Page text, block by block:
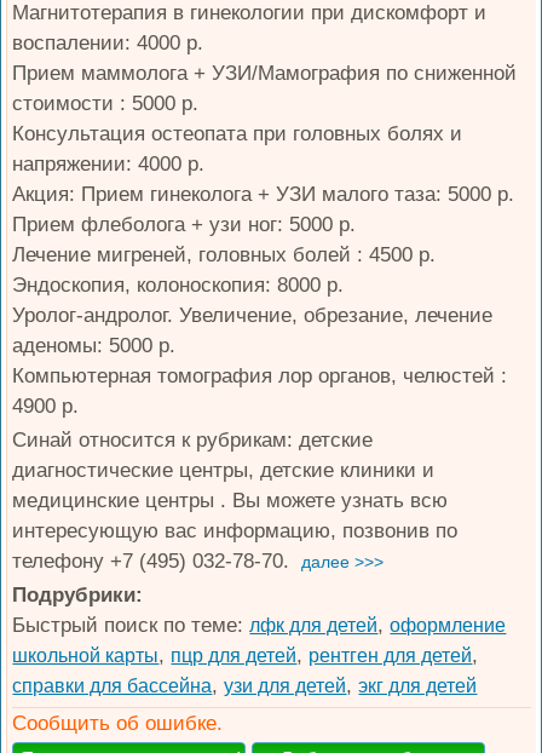
Магнитотерапия в гинекологии при дискомфорт и
воспалении: 4000 р.
Прием маммолога + УЗИ/Мамография по сниженной
стоимости : 5000 р.
Консультация остеопата при головных болях и
напряжении: 4000 р.
Акция: Прием гинеколога + УЗИ малого таза: 5000 р.
Прием флеболога + узи ног: 5000 р.
Лечение мигреней, головных болей : 4500 р.
Эндоскопия, колоноскопия: 8000 р.
Уролог-андролог. Увеличение, обрезание, лечение
аденомы: 5000 р.
Компьютерная томография лор органов, челюстей :
4900 р.
Синай относится к рубрикам: детские
диагностические центры, детские клиники и
медицинские центры . Вы можете узнать всю
интересующую вас информацию, позвонив по
телефону +7 (495) 032-78-70.
далее >>>
Подрубрики:
Быстрый поиск по теме:лфк для детей,оформление
школьной карты, пцр для детей, рентген для детей,
справки для бассейна,узи для детей,экг для детей
Сообщить об ошибке.